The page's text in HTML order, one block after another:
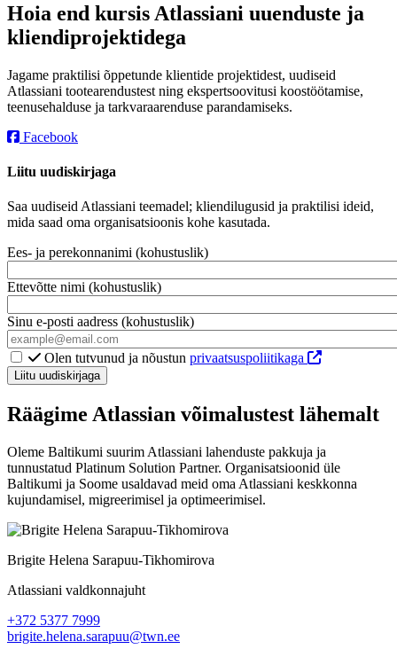
Hoia end kursis Atlassiani uuenduste ja
kliendiprojektidega
Jagame praktilisi õppetunde klientide projektidest, uudiseid
Atlassiani tootearendustest ning ekspertsoovitusi koostöötamise,
teenusehalduse ja tarkvaraarenduse parandamiseks.
Facebook
Liitu uudiskirjaga
Saa uudiseid Atlassiani teemadel; kliendilugusid ja praktilisi ideid,
mida saad oma organisatsioonis kohe kasutada.
Ees- ja perekonnanimi (kohustuslik)
Ettevõtte nimi (kohustuslik)
Sinu e-posti aadress (kohustuslik)
Olen
tutvunud
ning
nõustun
privaatsustingimustega
Olen tutvunud ja nõustun privaatsuspoliitikaga
Räägime Atlassian võimalustest lähemalt
Oleme Baltikumi suurim Atlassiani lahenduste pakkuja ja
tunnustatud Platinum Solution Partner. Organisatsioonid üle
Baltikumi ja Soome usaldavad meid oma Atlassiani keskkonna
kujundamisel, migreerimisel ja optimeerimisel.
Brigite Helena Sarapuu-Tikhomirova
Atlassiani valdkonnajuht
+372 5377 7999
brigite.helena.sarapuu@twn.ee